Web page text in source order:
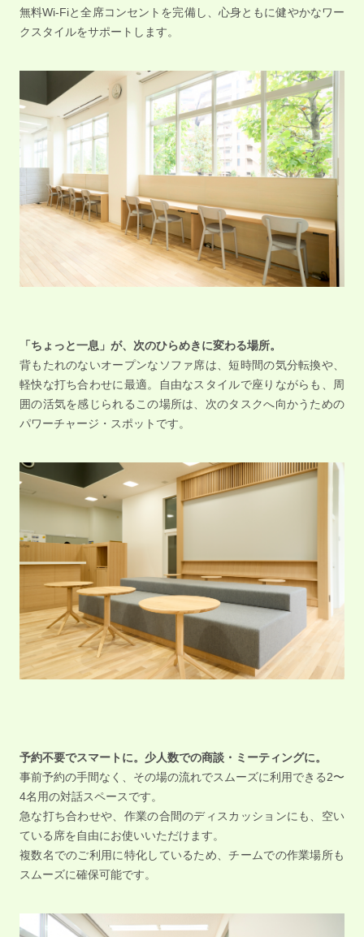
無料Wi-Fiと全席コンセントを完備し、心身ともに健やかなワー
クスタイルをサポートします。
「ちょっと一息」が、次のひらめきに変わる場所。
背もたれのないオープンなソファ席は、短時間の気分転換や、
軽快な打ち合わせに最適。自由なスタイルで座りながらも、周
囲の活気を感じられるこの場所は、次のタスクへ向かうための
パワーチャージ・スポットです。
予約不要でスマートに。少人数での商談・ミーティングに。
事前予約の手間なく、その場の流れでスムーズに利用できる2〜
4名用の対話スペースです。
急な打ち合わせや、作業の合間のディスカッションにも、空い
ている席を自由にお使いいただけます。
複数名でのご利用に特化しているため、チームでの作業場所も
スムーズに確保可能です。